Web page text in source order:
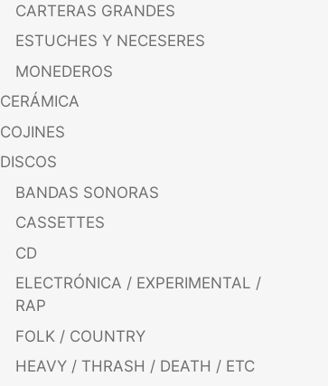
CARTERAS GRANDES
ESTUCHES Y NECESERES
MONEDEROS
CERÁMICA
COJINES
DISCOS
BANDAS SONORAS
CASSETTES
CD
ELECTRÓNICA / EXPERIMENTAL /
RAP
FOLK / COUNTRY
HEAVY / THRASH / DEATH / ETC